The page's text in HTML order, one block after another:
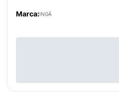
Marca:INGÁ